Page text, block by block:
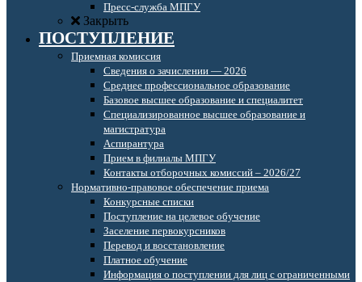
Пресс-служба МПГУ
Закрыть
ПОСТУПЛЕНИЕ
Приемная комиссия
Сведения о зачислении — 2026
Среднее профессиональное образование
Базовое высшее образование и специалитет
Специализированное высшее образование и
магистратура
Аспирантура
Прием в филиалы МПГУ
Контакты отборочных комиссий – 2026/27
Нормативно-правовое обеспечение приема
Конкурсные списки
Поступление на целевое обучение
Заселение первокурсников
Перевод и восстановление
Платное обучение
Информация о поступлении для лиц с ограниченными